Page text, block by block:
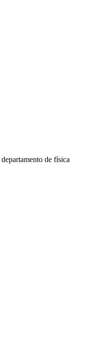
departamento de física